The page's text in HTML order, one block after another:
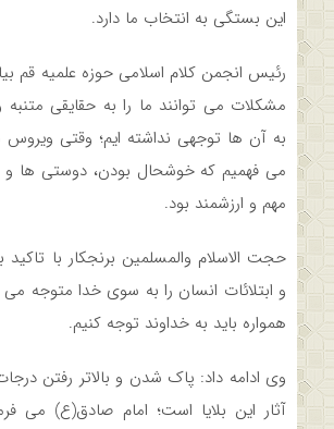
این بستگی به انتخاب ما دارد.
رئیس انجمن کلام اسلامی حوزه علمیه قم
مشکلات می توانند ما را به حقایقی متنبه
به آن ها توجهی نداشته ایم؛ وقتی ویروس
می فهمیم که خوشحال بودن، دوستی ها و
مهم و ارزشمند بود.
حجت الاسلام والمسلمین برنجکار با تاکید
و ابتلائات انسان را به سوی خدا متوجه می
همواره باید به خداوند توجه کنیم.
وی ادامه داد: پاک شدن و بالاتر رفتن
آثار این بلایا است؛ امام صادق(ع) می